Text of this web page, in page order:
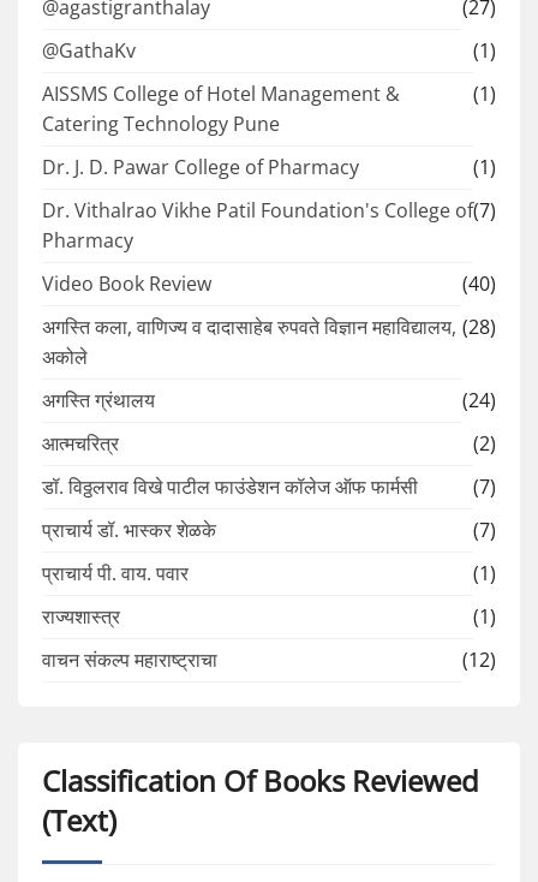
@agastigranthalay
(27)
@GathaKv
(1)
AISSMS College of Hotel Management &
Catering Technology Pune
(1)
Dr. J. D. Pawar College of Pharmacy
(1)
Dr. Vithalrao Vikhe Patil Foundation's College of
Pharmacy
(7)
Video Book Review
(40)
अगस्ति कला, वाणिज्य व दादासाहेब रुपवते विज्ञान महाविद्यालय,
अकोले
(28)
अगस्ति ग्रंथालय
(24)
आत्मचरित्र
(2)
डॉ. विठ्ठलराव विखे पाटील फाउंडेशन कॉलेज ऑफ फार्मसी
(7)
प्राचार्य डॉ. भास्कर शेळके
(7)
प्राचार्य पी. वाय. पवार
(1)
राज्यशास्त्र
(1)
वाचन संकल्प महाराष्ट्राचा
(12)
Classification Of Books Reviewed
(Text)